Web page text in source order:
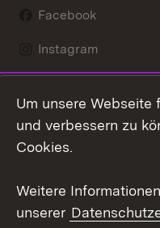
Facebook
Instagram
Social Wall
Youtube
Kontakt
Um unsere
und verbessern zu
Cookies.
Weitere
unserer